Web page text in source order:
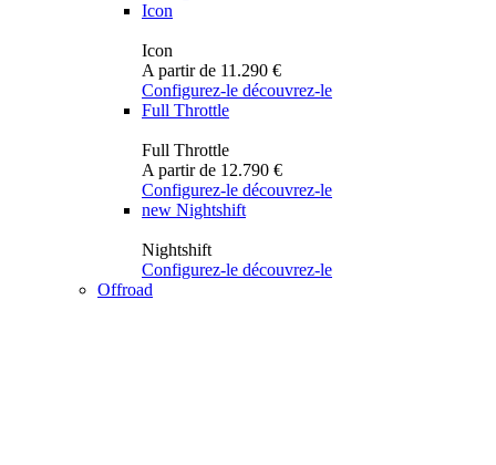
Icon
Icon
A partir de 11.290 €
Configurez-le découvrez-le
Full Throttle
Full Throttle
A partir de 12.790 €
Configurez-le découvrez-le
new Nightshift
Nightshift
Configurez-le découvrez-le
Offroad